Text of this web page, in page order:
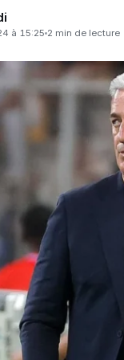
à 15:25 2 min de lecture